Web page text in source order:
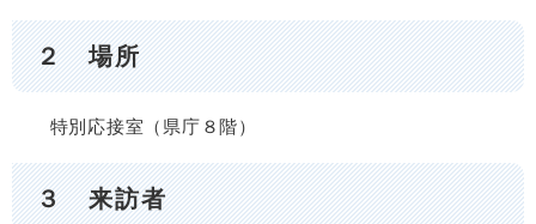
２ 場所
特別応接室（県庁８階）
３ 来訪者